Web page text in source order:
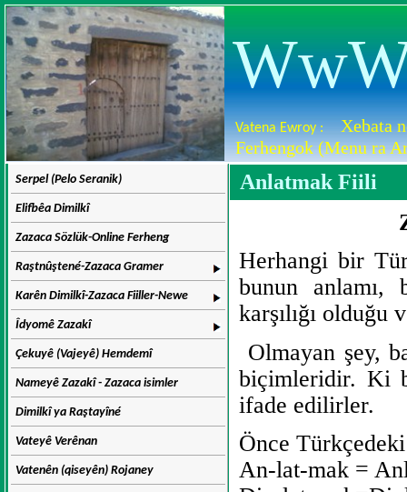
Vatena Ewroy :
Xebata
Ferhengok (Menu ra
Serpel (Pelo Seranik)
Elifbêa Dimilkî
Zazaca Sözlük-Online Ferheng
Raştnûştené-Zazaca Gramer
Karên Dimilkî-Zazaca Fiiller-Newe
Îdyomê Zazakî
Çekuyê (Vajeyê) Hemdemî
Nameyê Zazakî - Zazaca isimler
Dimilkî ya Raştayîné
Vateyê Verênan
Vatenên (qiseyên) Rojaney
Anlatmak Fiili
Herhangi bir
bunun
karşılığı
Olmayan şey,
biçimleridir. Ki
ifade edilirler.
Önce
An-lat-mak =